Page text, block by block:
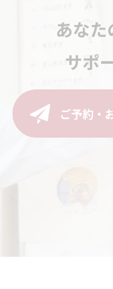
あなた
サポ
ご予約・